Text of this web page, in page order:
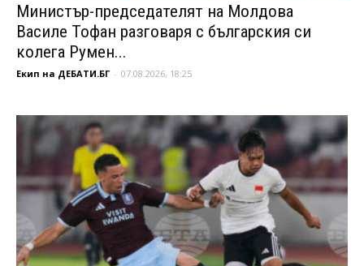
Министър-председателят на Молдова
Василе Тофан разговаря с българския си
колега Румен...
Екип на ДЕБАТИ.БГ - 07.08.2026, 18:25